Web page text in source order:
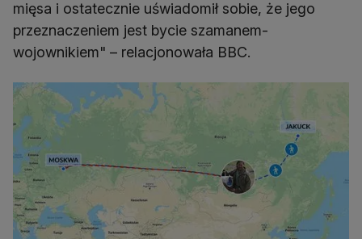
mięsa i ostatecznie uświadomił sobie, że jego
przeznaczeniem jest bycie szamanem-
wojownikiem" – relacjonowała BBC.